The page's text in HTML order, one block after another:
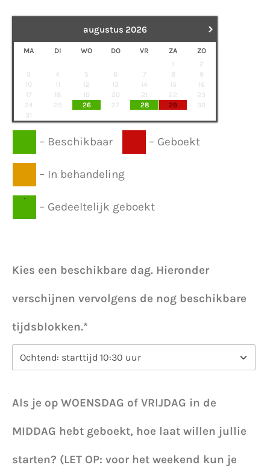
›
augustus 2026
MA DI WO DO VR ZA
ZO
1
2
3
4 5 6 7 8
9
10
11 12 13 14 15
16
17
18 19 20 21 22
23
24
25 26 27 28 29
30
31
– Beschikbaar – Geboekt
– In behandeling
·
– Gedeeltelijk geboekt
Kies een beschikbare dag. Hieronder
verschijnen vervolgens de nog beschikbare
tijdsblokken.*
Als je op WOENSDAG of VRIJDAG in de
MIDDAG hebt geboekt, hoe laat willen jullie
starten? (LET OP: voor het weekend kun je